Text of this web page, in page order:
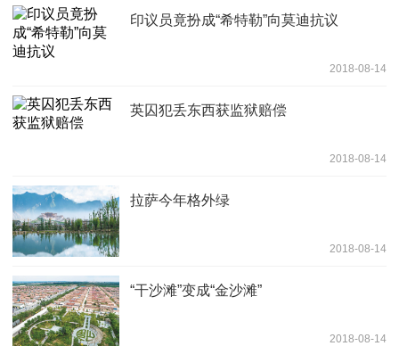
印议员竟扮成“希特勒”向莫迪抗议
2018-08-14
英囚犯丢东西获监狱赔偿
2018-08-14
拉萨今年格外绿
2018-08-14
“干沙滩”变成“金沙滩”
2018-08-14